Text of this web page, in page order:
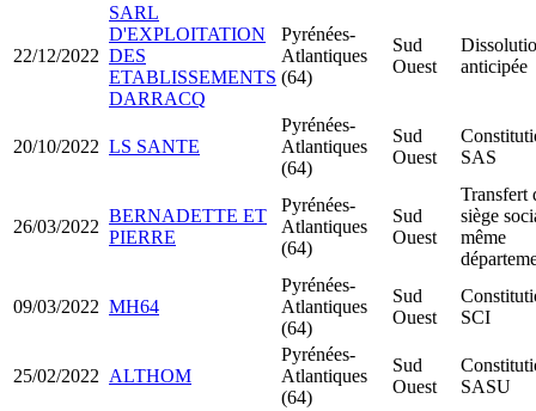
22/12/2022
SARL
D'EXPLOITATION
DES
ETABLISSEMENTS
DARRACQ
Pyrénées-
Atlantiques
(64)
Sud
Ouest
anticipée
20/10/2022 LS SANTE
Pyrénées-
Atlantiques
(64)
Sud
Ouest
SAS
26/03/2022
BERNADETTE ET
PIERRE
Pyrénées-
Atlantiques
(64)
Sud
Ouest
Transfert
siège
même
09/03/2022 MH64
Pyrénées-
Atlantiques
(64)
Sud
Ouest
SCI
25/02/2022 ALTHOM
Pyrénées-
Atlantiques
(64)
Sud
Ouest
SASU